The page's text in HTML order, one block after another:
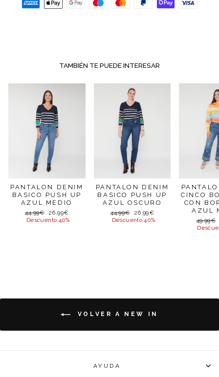
TAMBIÉN TE PUEDE INTERESAR
PANTALON DENIM
BASICO PUSH UP
AZUL MEDIO
Precio
habitual
44,99€
Precio
de
26,99€
Descuento 40%
PANTALON DENIM
BASICO PUSH UP
AZUL OSCURO
Precio
habitual
44,99€
Precio
de
26,99€
Descuento 40%
CINCO
CON
AZUL
Precio
habitual
49,99€
VOLVER A NEW IN
AYUDA